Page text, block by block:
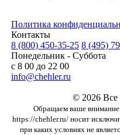
Политика
Контакты
8 (800) 450-35-25 8 (495)
Понедельник - Суббота
с 8 00 до 22 00
info@chehler.ru
© 2026 Все
Обращаем ваше внимание
https://chehler.ru/ носит
при каких условиях не